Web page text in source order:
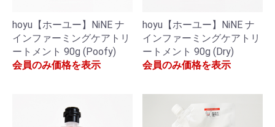
hoyu【ホーユー】NiNE ナ
インファーミングケアトリ
ートメント 90g (Poofy)
会員のみ価格を表示
hoyu【ホーユー】NiNE ナ
インファーミングケアトリ
ートメント 90g (Dry)
会員のみ価格を表示